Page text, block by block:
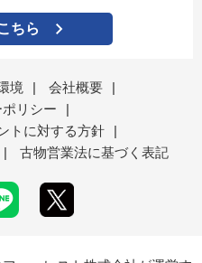
ちら
境 | 会社概要
|
リシー
|
トに対する方針
|
| 古物営業法に基づく表記